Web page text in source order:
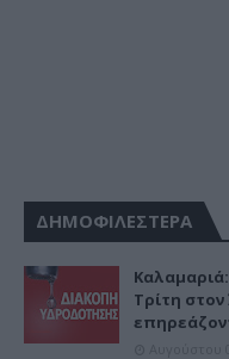
ΔΗΜΟΦΙΛΕΣΤΕΡΑ
Τρίτη στον